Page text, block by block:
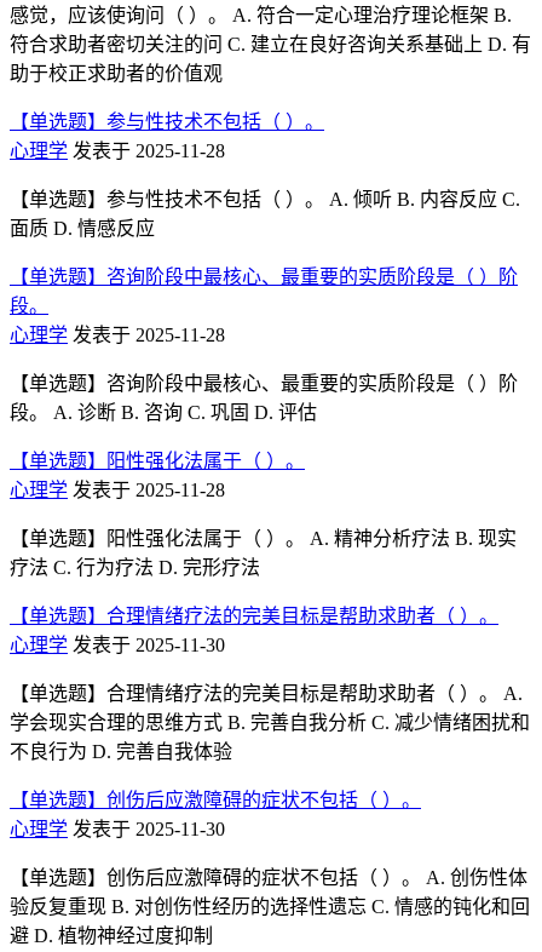
感觉，应该使询问（ ）。 A. 符合一定心理治疗理论框架 B.
符合求助者密切关注的问 C. 建立在良好咨询关系基础上 D. 有
助于校正求助者的价值观
【单选题】参与性技术不包括（ ）。
心理学 发表于 2025-11-28
【单选题】参与性技术不包括（ ）。 A. 倾听 B. 内容反应 C.
面质 D. 情感反应
【单选题】咨询阶段中最核心、最重要的实质阶段是（ ）阶
段。
心理学 发表于 2025-11-28
【单选题】咨询阶段中最核心、最重要的实质阶段是（ ）阶
段。 A. 诊断 B. 咨询 C. 巩固 D. 评估
【单选题】阳性强化法属于（ ）。
心理学 发表于 2025-11-28
【单选题】阳性强化法属于（ ）。 A. 精神分析疗法 B. 现实
疗法 C. 行为疗法 D. 完形疗法
【单选题】合理情绪疗法的完美目标是帮助求助者（ ）。
心理学 发表于 2025-11-30
【单选题】合理情绪疗法的完美目标是帮助求助者（ ）。 A.
学会现实合理的思维方式 B. 完善自我分析 C. 减少情绪困扰和
不良行为 D. 完善自我体验
【单选题】创伤后应激障碍的症状不包括（ ）。
心理学 发表于 2025-11-30
【单选题】创伤后应激障碍的症状不包括（ ）。 A. 创伤性体
验反复重现 B. 对创伤性经历的选择性遗忘 C. 情感的钝化和回
避 D. 植物神经过度抑制